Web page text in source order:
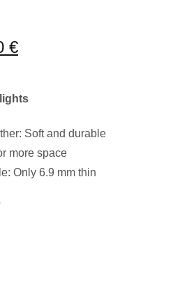
€
Soft and durable
more space
Only 6.9 mm thin